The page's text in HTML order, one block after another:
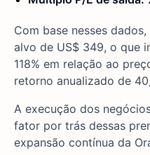
Com base nesses
alvo de US$ 349, o que
118% em relação ao
retorno anualizado de
A execução dos
fator por trás dessas
expansão contínua da